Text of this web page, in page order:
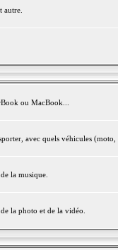
autre.
ou MacBook...
avec quels véhicules (moto,
la musique.
la photo et de la vidéo.